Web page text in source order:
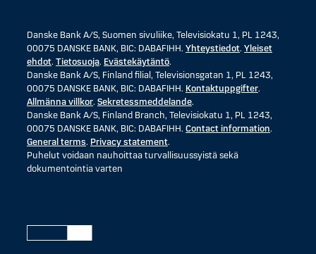
Danske Bank A/S, Suomen sivuliike, Televisiokatu 1, PL 1243,
00075 DANSKE BANK, BIC: DABAFIHH. Yhteystiedot. Yleiset
ehdot. Tietosuoja. Evästekäytäntö.
Danske Bank A/S, Finland filial, Televisionsgatan 1, PL 1243,
00075 DANSKE BANK, BIC: DABAFIHH. Kontaktuppgifter.
Allmänna villkor. Sekretessmeddelande.
Danske Bank A/S, Finland Branch, Televisiokatu 1, PL 1243,
00075 DANSKE BANK, BIC: DABAFIHH. Contact information.
General terms. Privacy statement.
Puhelut voidaan nauhoittaa turvallisuussyistä sekä
dokumentointia varten